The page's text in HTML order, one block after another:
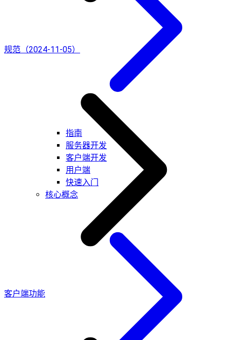
指南
服务器开发
客户端开发
用户端
快速入门
核心概念
规范（2024-11-05）
客户端功能